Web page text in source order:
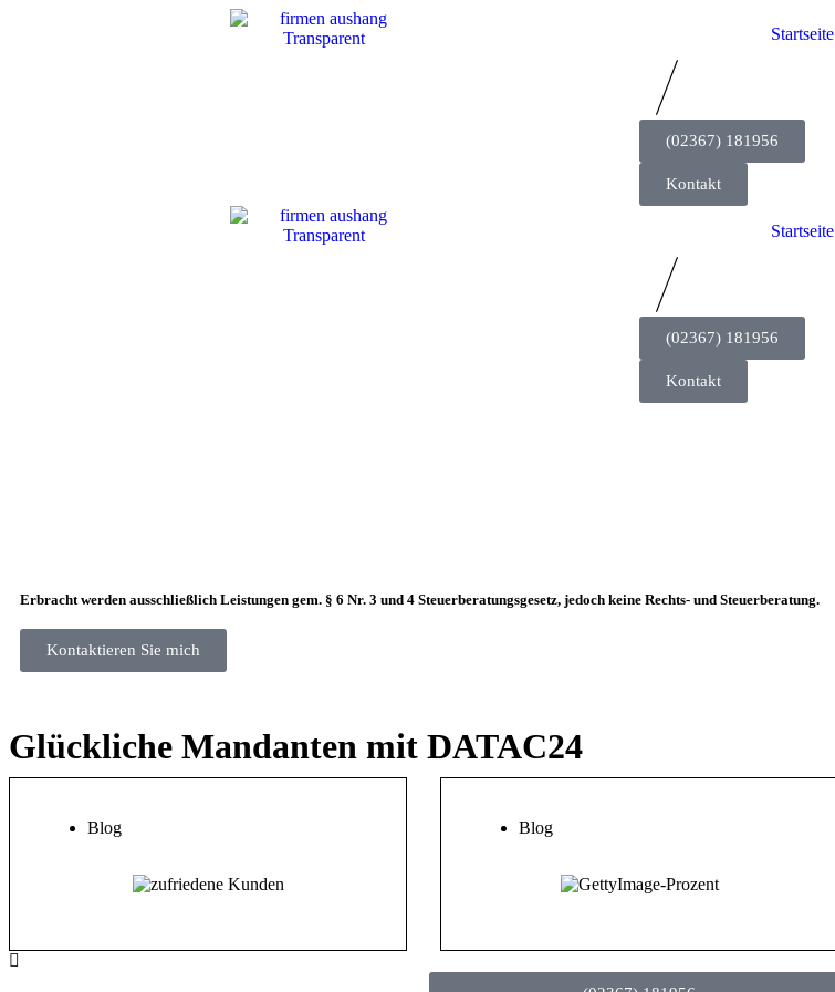
Startseite
(02367) 181956
Kontakt
Startseite
(02367) 181956
Kontakt
Erbracht werden ausschließlich Leistungen gem. § 6 Nr. 3 und 4 Steuerberatungsgesetz, jedoch keine Rechts- und Steuerberatung.
Kontaktieren Sie mich
Glückliche Mandanten mit DATAC24
Blog Blog